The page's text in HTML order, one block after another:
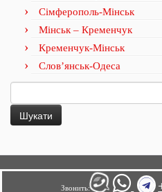
Сімферополь-Мінськ
Мінськ – Кременчук
Кременчук-Мінськ
Слов’янськ-Одеса
Звонить: